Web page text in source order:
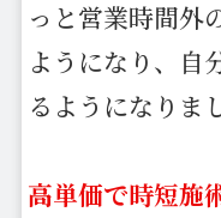
っと営業時間外
ようになり、自
るようになりま
高単価で時短施